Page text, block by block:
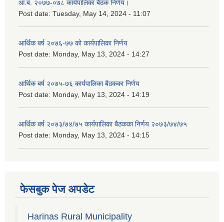
आ.ब. २०७७-०७८ कार्यपालिका बैठक निर्णय।
Post date: Tuesday, May 14, 2024 - 11:07
आर्थिक बर्ष २०७६-७७ को कार्यपालिका निर्णय
Post date: Monday, May 13, 2024 - 14:27
आर्थिक बर्ष २०७५-७६ कार्यपालिका बैठकका निर्णय
Post date: Monday, May 13, 2024 - 14:19
आर्थिक बर्ष २०७३/७४/७५ कार्यपालिका बैठकका निर्णय २०७३/७४/७५
Post date: Monday, May 13, 2024 - 14:15
फेसबुक पेज अपडेट
Harinas Rural Municipality